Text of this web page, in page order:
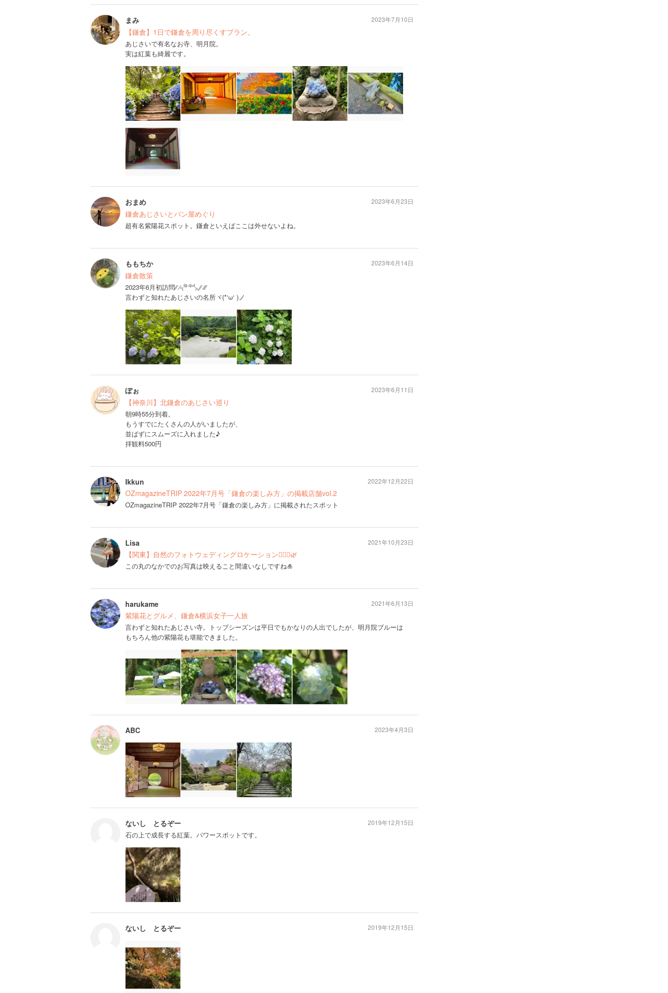
まみ
【鎌倉】1日で鎌倉を周り尽くすプラン。
あじさいで有名なお寺、明月院。
実は紅葉も綺麗です。
2023年7月10日
おまめ
鎌倉あじさいとパン屋めぐり
超有名紫陽花スポット。鎌倉といえばここは外せないよね。
2023年6月23日
ももちか
鎌倉散策
2023年6月初訪問⁄⁄ ⁄‹₍⁽⁰⁻⁰⁺⁾₎◟⁄⁄ ⁄⁄⁄
言わずと知れたあじさいの名所ヾ(*‘ω‘ )ノ
2023年6月14日
ぽぉ
【神奈川】北鎌倉のあじさい巡り
朝9時55分到着。
もうすでにたくさんの人がいましたが、
並ばずにスムーズに入れました♪
拝観料500円
2023年6月11日
Ikkun
OZmagazineTRIP 2022年7月号「鎌倉の楽しみ方」の掲載店舗vol.2
OZmagazineTRIP 2022年7月号「鎌倉の楽しみ方」に掲載されたスポット
2022年12月22日
Lisa
【関東】自然のフォトウェディングロケーション👰🏼‍♀️🌿
この丸のなかでのお写真は映えること間違いなしですね🎍
2021年10月23日
harukame
紫陽花とグルメ、鎌倉&横浜女子一人旅
言わずと知れたあじさい寺。トップシーズンは平日でもかなりの人出でしたが、明月院ブルーは
もちろん他の紫陽花も堪能できました。
2021年6月13日
ABC 2023年4月3日
ないし とるぞー
石の上で成長する紅葉。パワースポットです。
2019年12月15日
ないし とるぞー 2019年12月15日